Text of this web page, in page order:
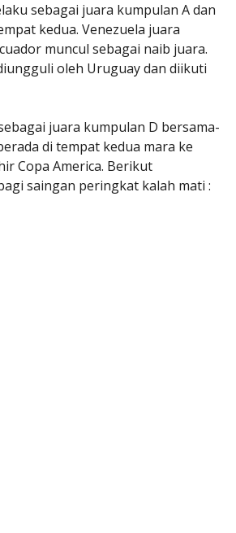
sebagai juara kumpulan A dan
kedua. Venezuela juara
muncul sebagai naib juara.
oleh Uruguay dan diikuti
juara kumpulan D bersama-
di tempat kedua mara ke
Copa America. Berikut
saingan peringkat kalah mati :